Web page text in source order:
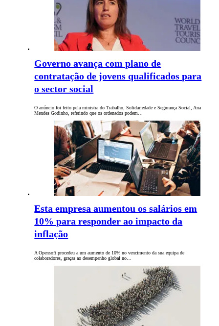
Governo avança com plano de
contratação de jovens qualificados para
o sector social
O anúncio foi feito pela ministra do Trabalho, Solidariedade e Segurança Social, Ana
Mendes Godinho, referindo que os ordenados podem…
Esta empresa aumentou os salários em
10% para responder ao impacto da
inflação
A Opensoft procedeu a um aumento de 10% no vencimento da sua equipa de
colaboradores, graças ao desempenho global no…